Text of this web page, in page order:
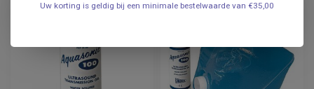
Uw korting is geldig bij een minimale bestelwaarde van €35,00